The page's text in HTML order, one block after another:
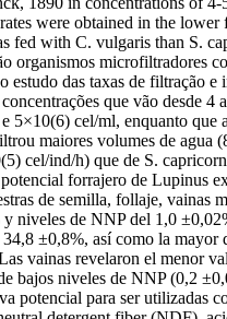
were obtained in the lower
fed with C. vulgaris than S.
microfiltradores
das taxas de filtração e
que vão desde 4
cel/ml, enquanto que
maiores volumes de agua
cel/ind/h) que de S.
forrajero de Lupinus
de semilla, follaje, vainas
niveles de NNP del 1,0
±0,8%, así como la mayor
vainas revelaron el menor
bajos niveles de NNP (0,2
potencial para ser utilizadas